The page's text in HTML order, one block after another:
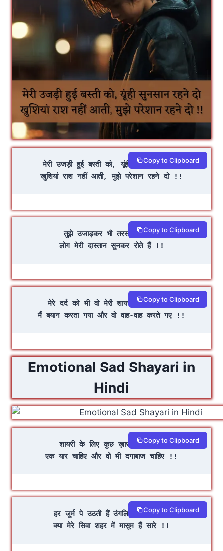
मेरी उजड़ी हुई बस्ती को, यूंही सुनसान रहने दो
खुशियां राश नहीं आती, मुझे परेशान रहने दो !!
Copy to Clipboard
तुझे उजाड़कर भी तरस नहीं आया
लोग मेरी दास्तान सुनकर रोते हैं !!
Copy to Clipboard
मेरे दर्द को भी वो मेरी शायरी ही समझते रहे
मैं बयान करता गया और वो वाह-वाह करते गए !!
Copy to Clipboard
Emotional Sad Shayari in
Hindi
शायरी के लिए कुछ ख़ास नहीं चाहिए
एक यार चाहिए और वो भी दगाबाज चाहिए !!
Copy to Clipboard
हर जुर्म पे उठती हैं उंगलियां मेरी तरफ
क्या मेरे सिवा शहर में मासूम हैं सारे !!
Copy to Clipboard